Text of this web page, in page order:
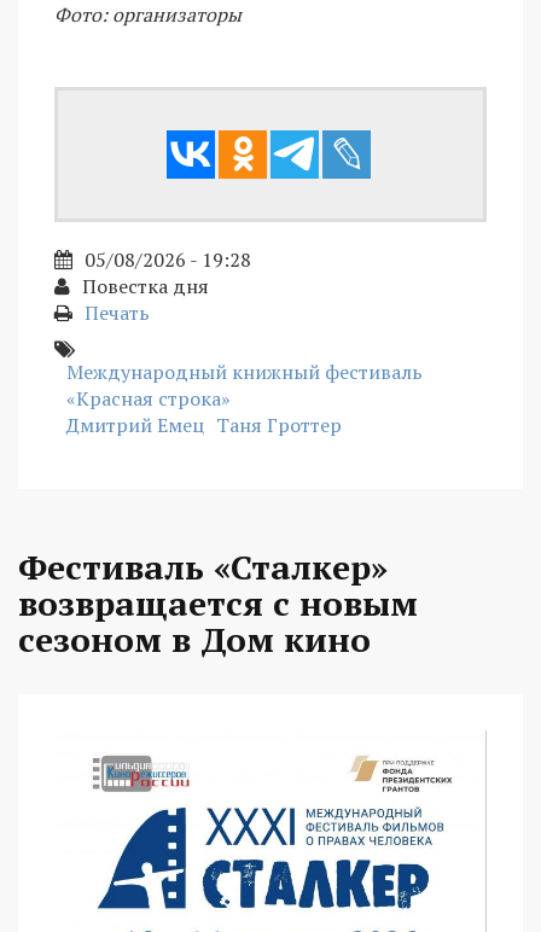
Фото: организаторы
05/08/2026 - 19:28
Повестка дня
Печать
Международный книжный фестиваль
«Красная строка»
Дмитрий Емец Таня Гроттер
Фестиваль «Сталкер»
возвращается с новым
сезоном в Дом кино